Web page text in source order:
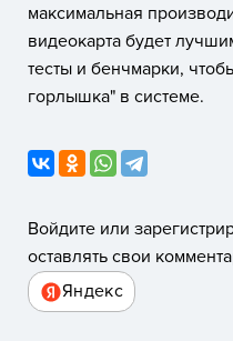
максимальная
видеокарта будет
тесты и бенчмарки,
горлышка" в системе.
Войдите или
оставлять свои
Яндекс